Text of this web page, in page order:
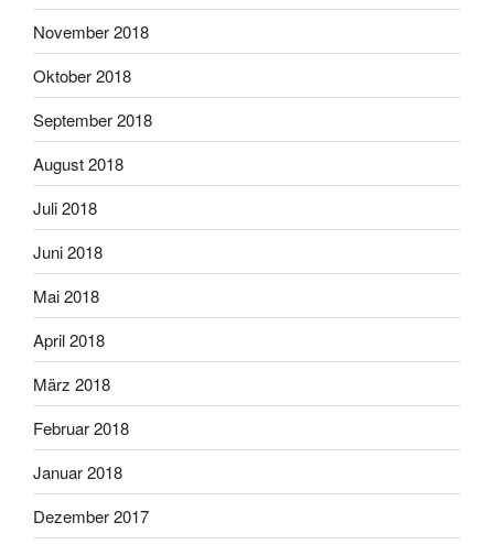
November 2018
Oktober 2018
September 2018
August 2018
Juli 2018
Juni 2018
Mai 2018
April 2018
März 2018
Februar 2018
Januar 2018
Dezember 2017